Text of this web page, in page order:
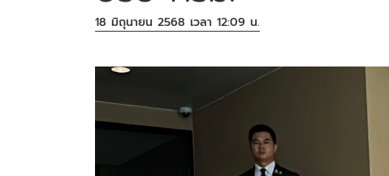
18 มิถุนายน 2568 เวลา 12:09 น.